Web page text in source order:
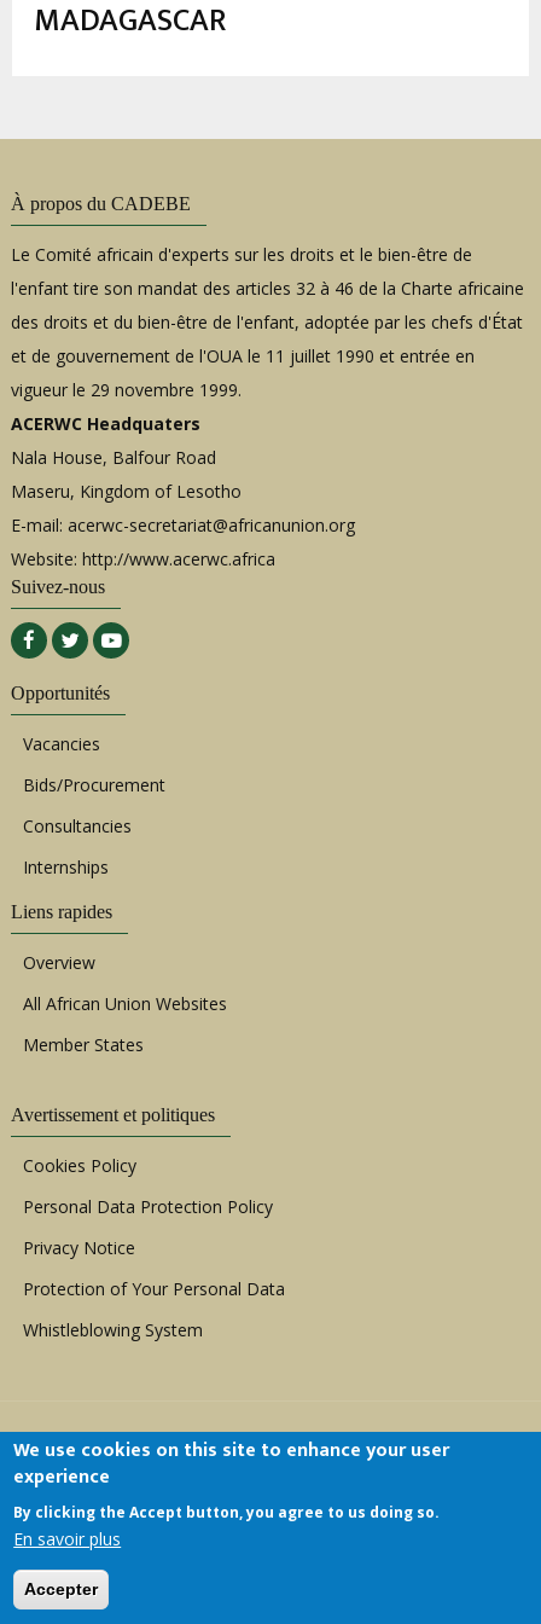
MADAGASCAR
À propos du CADEBE
Le Comité africain d'experts sur les droits et le bien-être de
l'enfant tire son mandat des articles 32 à 46 de la Charte africaine
des droits et du bien-être de l'enfant, adoptée par les chefs d'État
et de gouvernement de l'OUA le 11 juillet 1990 et entrée en
vigueur le 29 novembre 1999.
ACERWC Headquaters
Nala House, Balfour Road
Maseru, Kingdom of Lesotho
E-mail: acerwc-secretariat@africanunion.org
Website: http://www.acerwc.africa
Suivez-nous
Opportunités
Vacancies
Bids/Procurement
Consultancies
Internships
Liens rapides
Overview
All African Union Websites
Member States
Avertissement et politiques
Cookies Policy
Personal Data Protection Policy
Privacy Notice
Protection of Your Personal Data
Whistleblowing System
Copyright © 1999 - 2026 |ACERWC - African
We use cookies on this site to enhance your user
experience
By clicking the Accept button, you agree to us doing so.
En savoir plus
Accepter